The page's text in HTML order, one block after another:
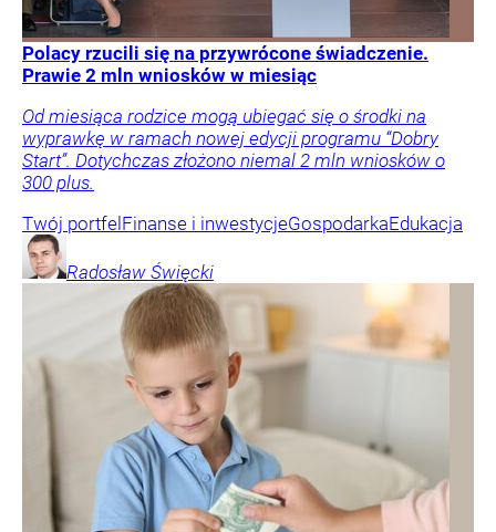
Polacy rzucili się na przywrócone świadczenie.
Prawie 2 mln wniosków w miesiąc
Od miesiąca rodzice mogą ubiegać się o środki na
wyprawkę w ramach nowej edycji programu “Dobry
Start”. Dotychczas złożono niemal 2 mln wniosków o
300 plus.
Twój portfel Finanse i inwestycjeGospodarkaEdukacja
Radosław Święcki